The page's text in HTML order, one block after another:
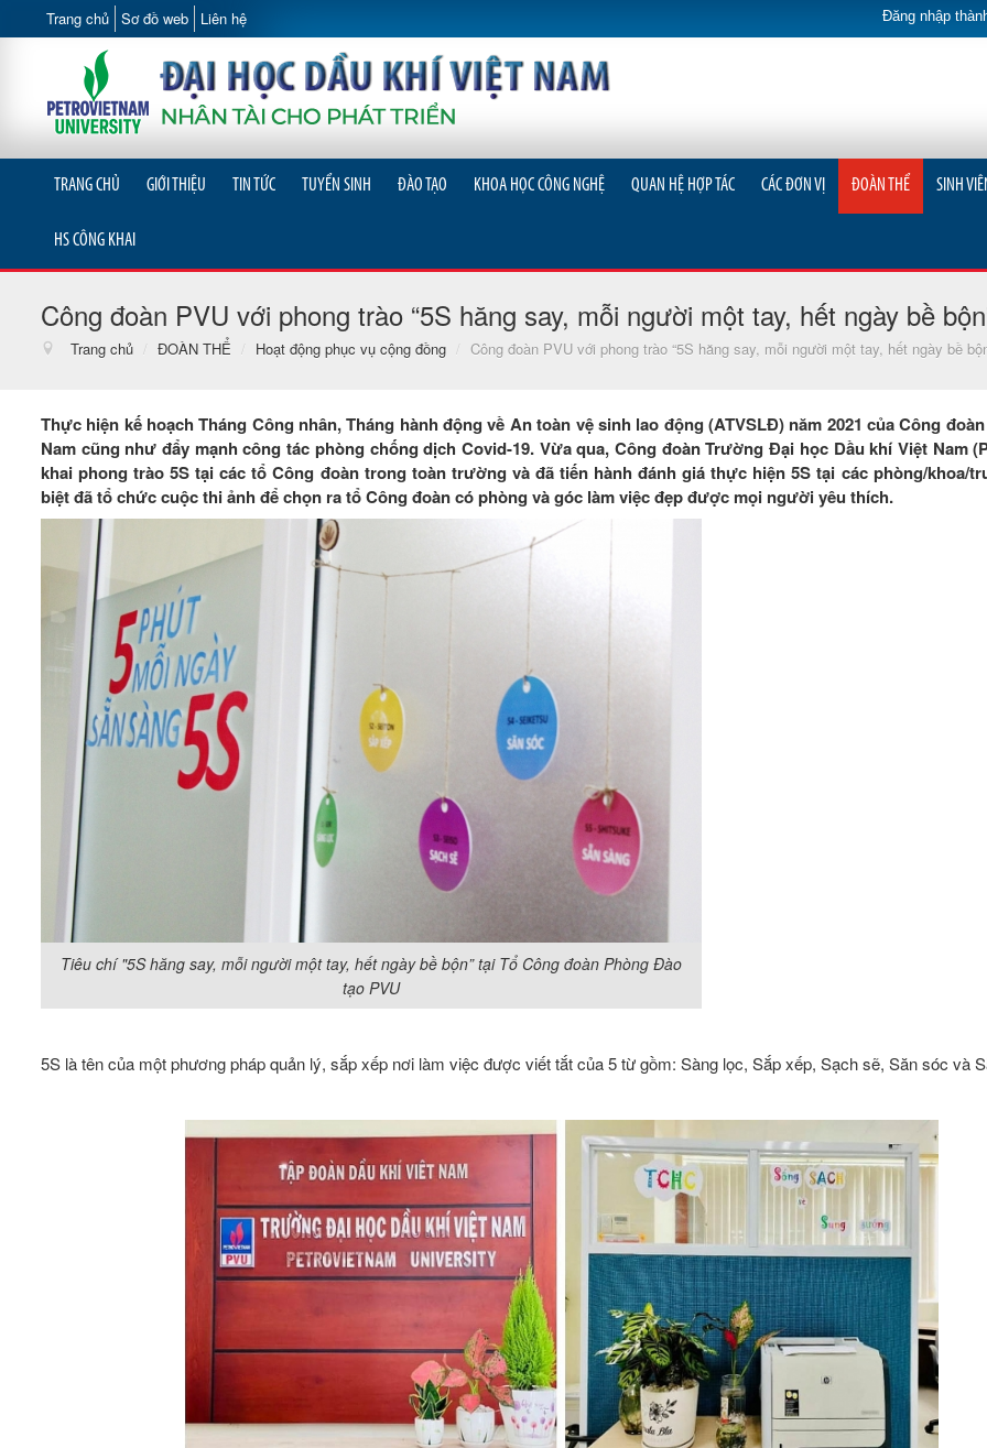
Trang chủ Sơ đồ web Liên hệ Đăng nhập
TRANG CHỦ GIỚI THIỆU TIN TỨC TUYỂN SINH ĐÀO TẠO KHOA HỌC CÔNG NGHỆ QUAN HỆ HỢP TÁC CÁC ĐƠN VỊ ĐOÀN THỂ SINH
HS CÔNG KHAI
Công đoàn PVU với phong trào “5S hăng say, mỗi người một tay, hết ngày bề
Trang chủ / ĐOÀN THỂ / Hoạt động phục vụ cộng đồng / Công đoàn PVU với phong trào “5S hăng say, mỗi người một tay, hết ngày bề
Thực hiện kế hoạch Tháng Công nhân, Tháng hành động về An toàn vệ sinh lao động (ATVSLĐ) năm 2021 của Công
Nam cũng như đẩy mạnh công tác phòng chống dịch Covid-19. Vừa qua, Công đoàn Trường Đại học Dầu khí Việt Nam
khai phong trào 5S tại các tổ Công đoàn trong toàn trường và đã tiến hành đánh giá thực hiện 5S tại các phòng/khoa/
biệt đã tổ chức cuộc thi ảnh để chọn ra tổ Công đoàn có phòng và góc làm việc đẹp được mọi người yêu thích.
Tiêu chí "5S hăng say, mỗi người một tay, hết ngày bề bộn” tại Tổ Công đoàn Phòng Đào
tạo PVU
5S là tên của một phương pháp quản lý, sắp xếp nơi làm việc được viết tắt của 5 từ gồm: Sàng lọc, Sắp xếp, Sạch sẽ, Săn sóc và